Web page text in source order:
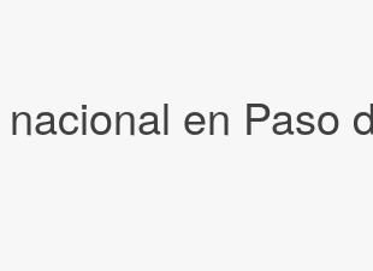
en Paso